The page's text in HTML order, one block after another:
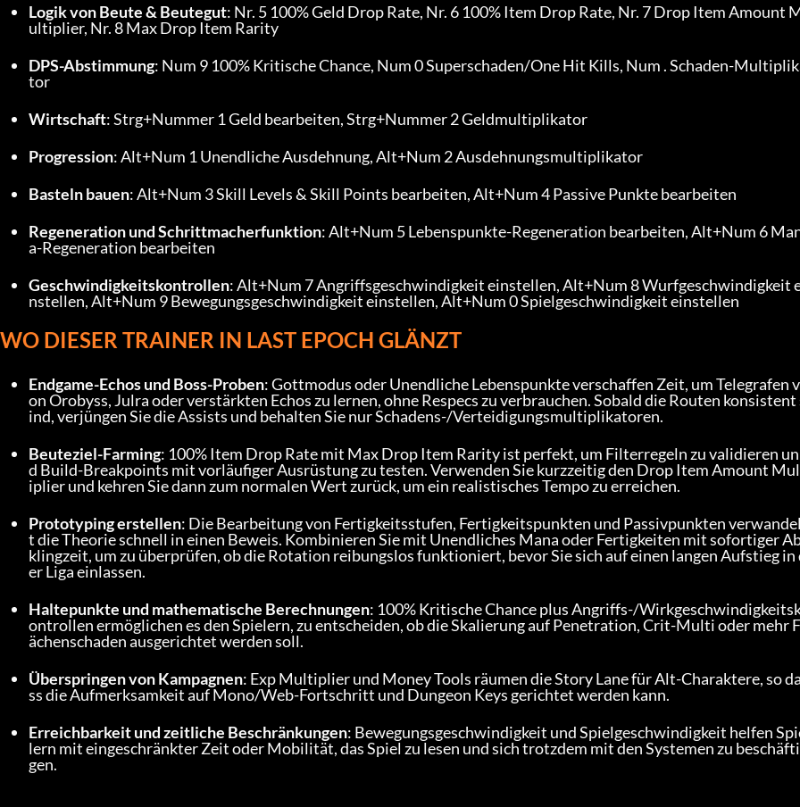
Logik von Beute & Beutegut: Nr. 5 100% Geld Drop Rate, Nr. 6 100% Item Drop Rate, Nr. 7 Drop Item Amount
ultiplier, Nr. 8 Max Drop Item Rarity
DPS-Abstimmung: Num 9 100% Kritische Chance, Num 0 Superschaden/One Hit Kills, Num . Schaden-
tor
Wirtschaft: Strg+Nummer 1 Geld bearbeiten, Strg+Nummer 2 Geldmultiplikator
Progression: Alt+Num 1 Unendliche Ausdehnung, Alt+Num 2 Ausdehnungsmultiplikator
Basteln bauen: Alt+Num 3 Skill Levels & Skill Points bearbeiten, Alt+Num 4 Passive Punkte bearbeiten
Regeneration und Schrittmacherfunktion: Alt+Num 5 Lebenspunkte-Regeneration bearbeiten, Alt+Num 6
a-Regeneration bearbeiten
Geschwindigkeitskontrollen: Alt+Num 7 Angriffsgeschwindigkeit einstellen, Alt+Num 8 Wurfgeschwindigkeit
nstellen, Alt+Num 9 Bewegungsgeschwindigkeit einstellen, Alt+Num 0 Spielgeschwindigkeit einstellen
WO DIESER TRAINER IN LAST EPOCH GLÄNZT
Endgame-Echos und Boss-Proben: Gottmodus oder Unendliche Lebenspunkte verschaffen Zeit, um Telegrafen v
on Orobyss, Julra oder verstärkten Echos zu lernen, ohne Respecs zu verbrauchen. Sobald die Routen konsistent
ind, verjüngen Sie die Assists und behalten Sie nur Schadens-/Verteidigungsmultiplikatoren.
Beuteziel-Farming: 100% Item Drop Rate mit Max Drop Item Rarity ist perfekt, um Filterregeln zu validieren un
d Build-Breakpoints mit vorläufiger Ausrüstung zu testen. Verwenden Sie kurzzeitig den Drop Item Amount
iplier und kehren Sie dann zum normalen Wert zurück, um ein realistisches Tempo zu erreichen.
Prototyping erstellen: Die Bearbeitung von Fertigkeitsstufen, Fertigkeitspunkten und Passivpunkten verwandel
t die Theorie schnell in einen Beweis. Kombinieren Sie mit Unendliches Mana oder Fertigkeiten mit sofortiger
klingzeit, um zu überprüfen, ob die Rotation reibungslos funktioniert, bevor Sie sich auf einen langen Aufstieg in
er Liga einlassen.
Haltepunkte und mathematische Berechnungen: 100% Kritische Chance plus Angriffs-/
ontrollen ermöglichen es den Spielern, zu entscheiden, ob die Skalierung auf Penetration, Crit-Multi oder mehr
ächenschaden ausgerichtet werden soll.
Überspringen von Kampagnen: Exp Multiplier und Money Tools räumen die Story Lane für Alt-Charaktere, so da
ss die Aufmerksamkeit auf Mono/Web-Fortschritt und Dungeon Keys gerichtet werden kann.
Erreichbarkeit und zeitliche Beschränkungen: Bewegungsgeschwindigkeit und Spielgeschwindigkeit helfen
lern mit eingeschränkter Zeit oder Mobilität, das Spiel zu lesen und sich trotzdem mit den Systemen zu beschäfti
gen.